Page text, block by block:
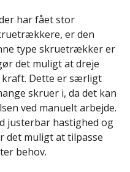
har fået stor
er den
type skruetrækker er
det muligt at dreje
kraft. Dette er særligt
skruer i, da det kan
ved manuelt arbejde.
justerbar hastighed og
det muligt at tilpasse
behov.